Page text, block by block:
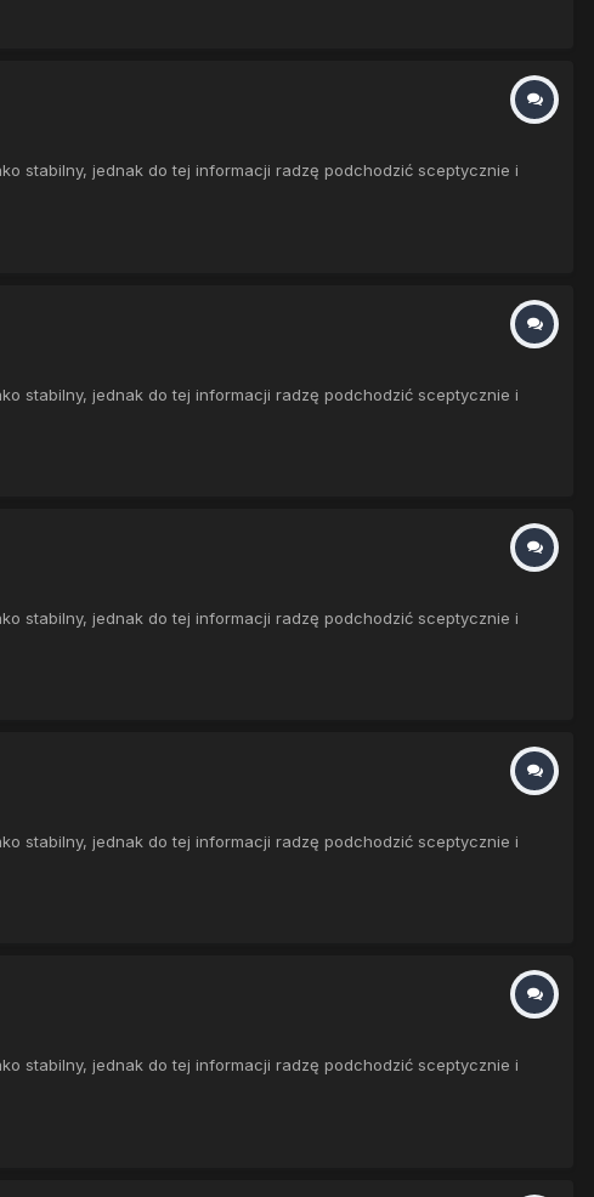
stabilny, jednak do tej informacji radzę podchodzić sceptycznie i
stabilny, jednak do tej informacji radzę podchodzić sceptycznie i
stabilny, jednak do tej informacji radzę podchodzić sceptycznie i
stabilny, jednak do tej informacji radzę podchodzić sceptycznie i
stabilny, jednak do tej informacji radzę podchodzić sceptycznie i